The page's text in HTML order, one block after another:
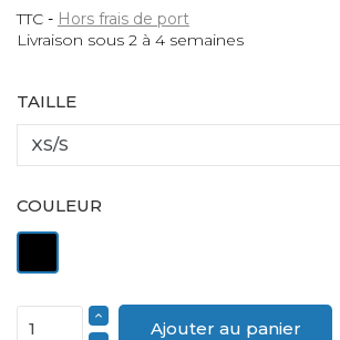
TTC
Hors frais de port
Livraison sous 2 à 4 semaines
TAILLE
COULEUR
Ajouter au panier